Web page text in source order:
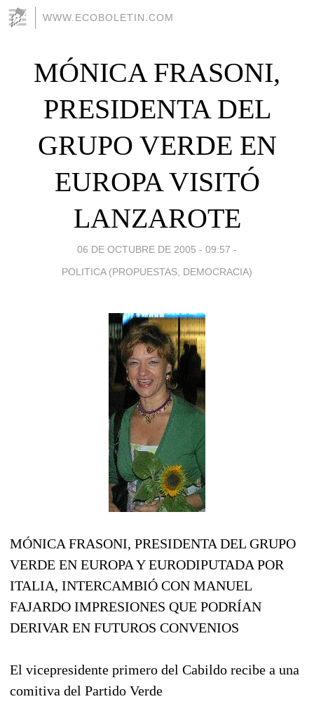
WWW.ECOBOLETIN.COM
MÓNICA FRASONI,
PRESIDENTA DEL
GRUPO VERDE EN
EUROPA VISITÓ
LANZAROTE
06 DE OCTUBRE DE 2005 - 09:57 -
POLITICA (PROPUESTAS, DEMOCRACIA)
MÓNICA FRASONI, PRESIDENTA DEL GRUPO
VERDE EN EUROPA Y EURODIPUTADA POR
ITALIA, INTERCAMBIÓ CON MANUEL
FAJARDO IMPRESIONES QUE PODRÍAN
DERIVAR EN FUTUROS CONVENIOS
El vicepresidente primero del Cabildo recibe a una
comitiva del Partido Verde